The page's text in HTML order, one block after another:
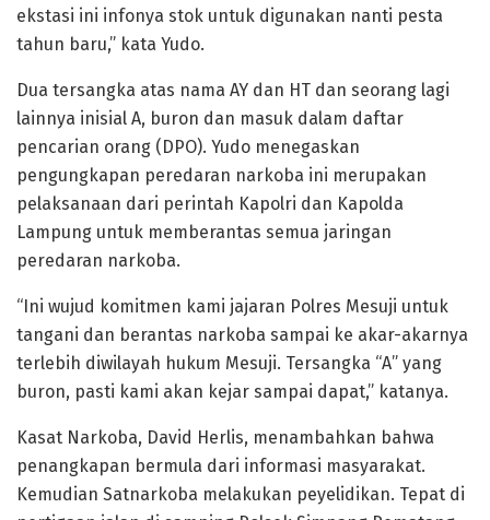
ekstasi ini infonya stok untuk digunakan nanti pesta
tahun baru,” kata Yudo.
Dua tersangka atas nama AY dan HT dan seorang lagi
lainnya inisial A, buron dan masuk dalam daftar
pencarian orang (DPO). Yudo menegaskan
pengungkapan peredaran narkoba ini merupakan
pelaksanaan dari perintah Kapolri dan Kapolda
Lampung untuk memberantas semua jaringan
peredaran narkoba.
“Ini wujud komitmen kami jajaran Polres Mesuji untuk
tangani dan berantas narkoba sampai ke akar-akarnya
terlebih diwilayah hukum Mesuji. Tersangka “A” yang
buron, pasti kami akan kejar sampai dapat,” katanya.
Kasat Narkoba, David Herlis, menambahkan bahwa
penangkapan bermula dari informasi masyarakat.
Kemudian Satnarkoba melakukan peyelidikan. Tepat di